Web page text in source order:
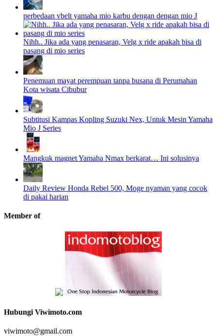
perbedaan vbelt yamaha mio karbu dengan dengan mio J
Nihh.. Jika ada yang penasaran, Velg x ride apakah bisa di
pasang di mio series
Penemuan mayat perempuan tanpa busana di Perumahan
Kota wisata Cibubur
Subtitusi Kampas Kopling Suzuki Nex, Untuk Mesin Yamaha
Mio J Series
Mangkuk magnet Yamaha Nmax berkarat… Ini solusinya
Daily Review Honda Rebel 500, Moge nyaman yang cocok
di pakai harian
Member of
Hubungi Viwimoto.com
viwimoto@gmail.com